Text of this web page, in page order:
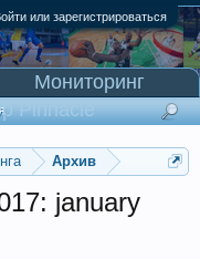
или зарегистрироваться
Архив
january
Мониторинг
Pinnacle